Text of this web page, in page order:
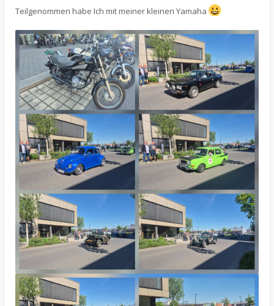
Teilgenommen habe Ich mit meiner kleinen Yamaha